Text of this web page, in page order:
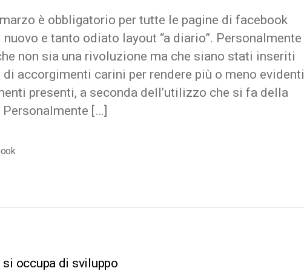
è obbligatorio per tutte le pagine di facebook
nuovo e tanto odiato layout “a diario”. Personalmente
non sia una rivoluzione ma che siano stati inseriti
di accorgimenti carini per rendere più o meno evidenti
presenti, a seconda dell’utilizzo che si fa della
Personalmente […]
occupa di sviluppo